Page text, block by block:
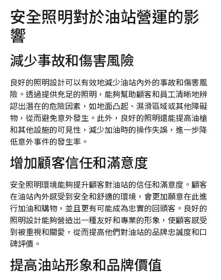
安全照明對於油站營運的影
響
減少事故和傷害風險
良好的照明設計可以有效地減少油站內外的事故和傷害風
險。透過提供充足的照明，能夠幫助顧客和員工清晰地辨
認出潛在的危險因素，如地面凸起、濕滑區域或其他障礙
物，從而避免意外發生。此外，良好的照明還能提高油槍
和其他設施的可見性，減少加油時的操作失誤，進一步降
低意外事件的發生率。
增加顧客信任和滿意度
安全照明環境能夠提升顧客對油站的信任和滿意度。顧客
在油站內外感受到安全和舒適的環境，會更加願意在此進
行加油和購物，並且更有可能成為忠實的回頭客。良好的
照明設計能夠營造出一種友好和專業的形象，使顧客感受
到被重視和關愛，從而提高他們對油站的品牌忠誠度和口
碑評價。
提高油站形象和品牌價值